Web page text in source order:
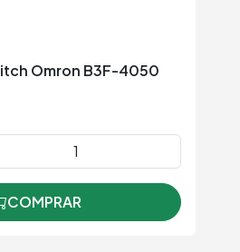
Omron B3F-4050
COMPRAR